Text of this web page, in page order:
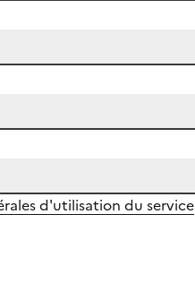
d'utilisation du service